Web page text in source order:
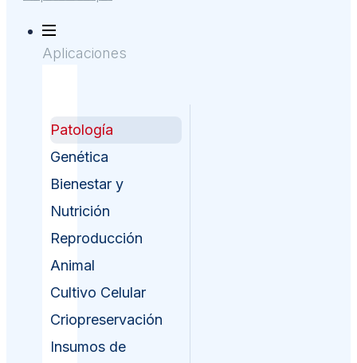
Aplicaciones
Patología
Genética
Bienestar y
Nutrición
Reproducción
Animal
Cultivo Celular
Criopreservación
Insumos de